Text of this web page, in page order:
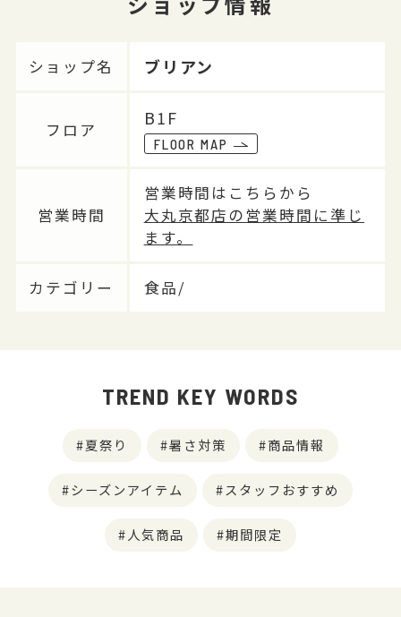
ショップ名 ブリアン
フロア
B1F
FLOOR MAP
営業時間
営業時間はこちらから
大丸京都店の営業時間に準じ
ます。
カテゴリー 食品/
TREND KEY WORDS
夏祭り 暑さ対策 商品情報
シーズンアイテム スタッフおすすめ
人気商品 期間限定